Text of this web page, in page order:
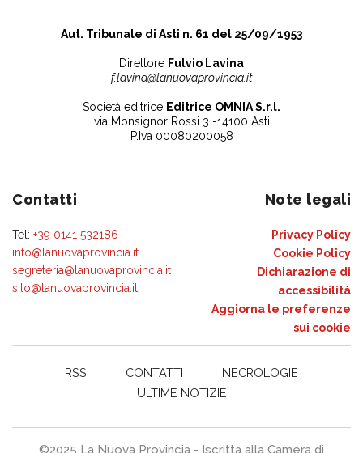
Aut. Tribunale di Asti n. 61 del 25/09/1953
Direttore Fulvio Lavina
f.lavina@lanuovaprovincia.it
Società editrice Editrice OMNIA S.r.l.
via Monsignor Rossi 3 -14100 Asti
P.Iva 00080200058
Contatti
Tel: +39 0141 532186
info@lanuovaprovincia.it
segreteria@lanuovaprovincia.it
sito@lanuovaprovincia.it
Note legali
Privacy Policy
Cookie Policy
Dichiarazione di
accessibilità
Aggiorna le preferenze
sui cookie
RSS CONTATTI
NECROLOGIE
ULTIME NOTIZIE
©2025 La Nuova Provincia - Iscritta alla Camera di